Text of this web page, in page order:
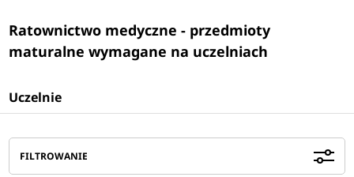
Ratownictwo medyczne - przedmioty
maturalne wymagane na uczelniach
Uczelnie
FILTROWANIE